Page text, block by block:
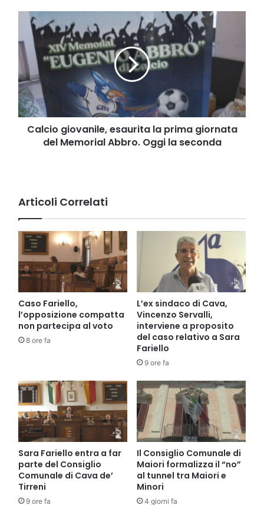
Calcio
giovanile,
esaurita
la
prima
giornata
del
Memorial
Abbro.
Oggi
Calcio giovanile, esaurita la prima giornata
del Memorial Abbro. Oggi la seconda
Articoli Correlati
Caso Fariello,
l’opposizione compatta
non partecipa al voto
8 ore fa
L’ex sindaco di Cava,
Vincenzo Servalli,
interviene a proposito
del caso relativo a Sara
Fariello
9 ore fa
Sara Fariello entra a far
parte del Consiglio
Comunale di Cava de’
Tirreni
9 ore fa
Il Consiglio Comunale di
Maiori formalizza il “no”
al tunnel tra Maiori e
Minori
4 giorni fa